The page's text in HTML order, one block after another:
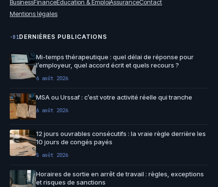
BusinessFinanceÉducation & EmploiAssuranceContact
Mentions légales
·01DERNIÈRES PUBLICATIONS
Mi-temps thérapeutique : quel délai de réponse pour
l’employeur, quel accord écrit et quels recours ?
6 août 2026
MSA ou Urssaf : c’est votre activité réelle qui tranche
6 août 2026
12 jours ouvrables consécutifs : la vraie règle derrière les
10 jours de congés payés
5 août 2026
Horaires de sortie en arrêt de travail : règles, exceptions
et risques de sanctions